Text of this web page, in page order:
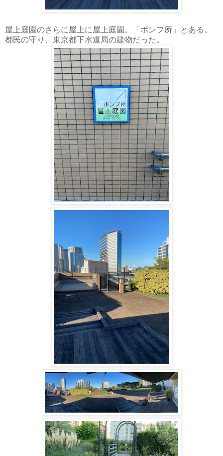
屋上庭園のさらに屋上に屋上庭園。「ポンプ所」とある。
都民の守り、東京都下水道局の建物だった。